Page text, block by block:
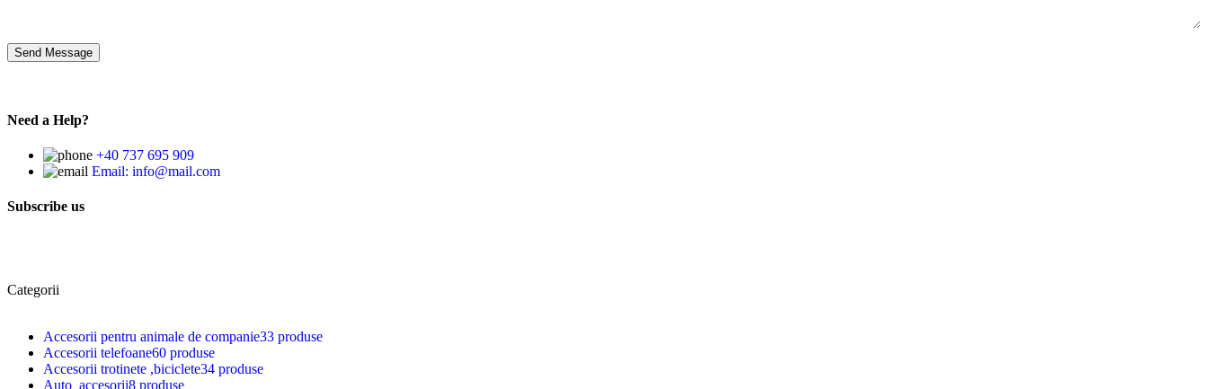
Need a Help?
+40 737 695 909
Email: info@mail.com
Subscribe us
Categorii
Accesorii pentru animale de companie33 produse
Accesorii telefoane60 produse
Accesorii trotinete ,biciclete34 produse
Auto_accesorii8 produse